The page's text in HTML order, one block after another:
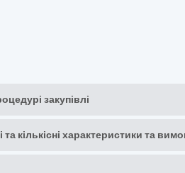
закупівлі
та кількісні характеристики та